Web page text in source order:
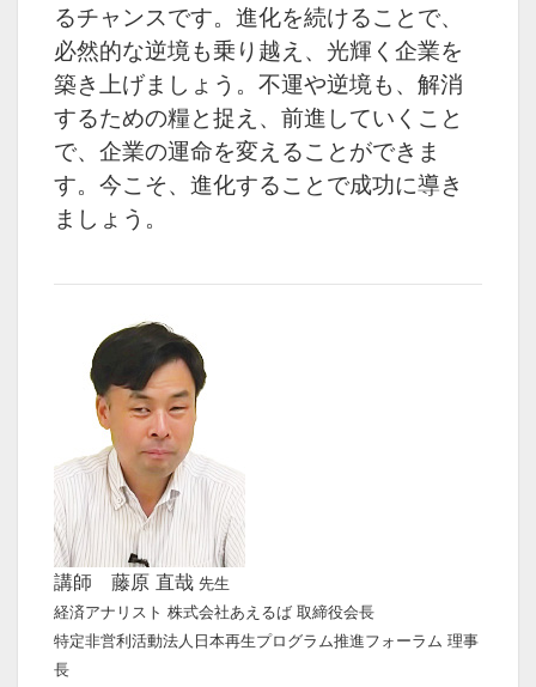
るチャンスです。進化を続けることで、
必然的な逆境も乗り越え、光輝く企業を
築き上げましょう。不運や逆境も、解消
するための糧と捉え、前進していくこと
で、企業の運命を変えることができま
す。今こそ、進化することで成功に導き
ましょう。
講師 藤原 直哉 先生
経済アナリスト 株式会社あえるば 取締役会長
特定非営利活動法人日本再生プログラム推進フォーラム 理事
長